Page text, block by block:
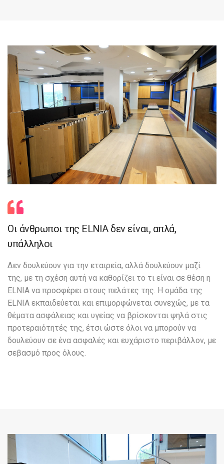
Οι άνθρωποι της ELNIA δεν είναι, απλά,
υπάλληλοι
Δεν δουλεύουν για την εταιρεία, αλλά δουλεύουν μαζί
της, με τη σχέση αυτή να καθορίζει το τι είναι σε θέση η
ELNIA να προσφέρει στους πελάτες της. Η ομάδα της
ELNIA εκπαιδεύεται και επιμορφώνεται συνεχώς, με τα
θέματα ασφάλειας και υγείας να βρίσκονται ψηλά στις
προτεραιότητές της, έτσι ώστε όλοι να μπορούν να
δουλεύουν σε ένα ασφαλές και ευχάριστο περιβάλλον, με
σεβασμό προς όλους.